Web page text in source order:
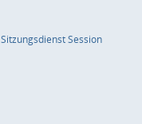
SitzungsdienstSession(Wird in